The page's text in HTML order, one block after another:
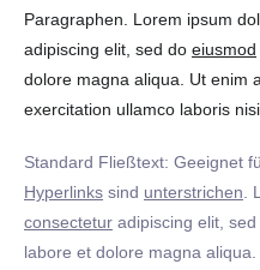
Paragraphen. Lorem ipsum
adipiscing elit, sed do eiusmod
dolore magna aliqua. Ut enim
exercitation ullamco laboris
Standard Fließtext: Geeignet
Hyperlinks sind unterstrichen
consectetur adipiscing elit,
labore et dolore magna